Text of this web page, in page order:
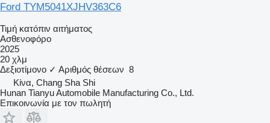
Ford TYM5041XJHV363C6
Τιμή κατόπιν αιτήματος
Ασθενοφόρο
2025
20 χλμ
Δεξιοτίμονο ✓ Αριθμός θέσεων 8
Κίνα, Chang Sha Shi
Hunan Tianyu Automobile Manufacturing Co., Ltd.
Επικοινωνία με τον πωλητή